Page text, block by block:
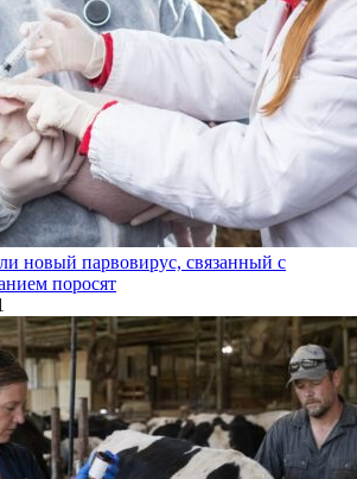
новый парвовирус, связанный с
поросят